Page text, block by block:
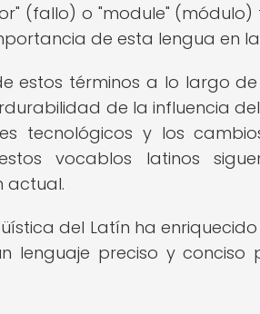
(fallo) o "module"
de esta lengua en
estos términos a lo largo
de la influencia
tecnológicos y los
vocablos latinos
actual.
del Latín ha
lenguaje preciso y